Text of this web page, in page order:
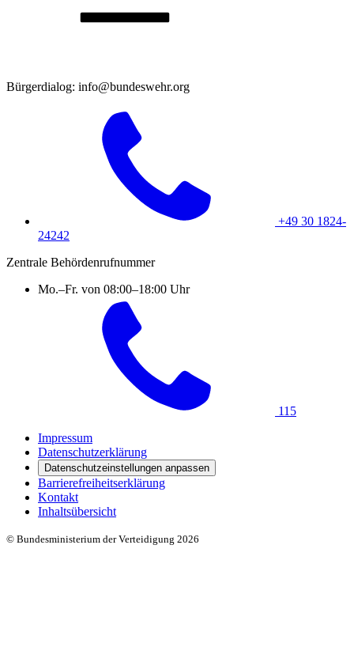
Bürgerdialog: info@bundeswehr.org
+49 30 1824-
24242
Zentrale Behördenrufnummer
Mo.–Fr. von 08:00–18:00 Uhr
115
Impressum
Datenschutzerklärung
Datenschutzeinstellungen anpassen
Barrierefreiheitserklärung
Kontakt
Inhaltsübersicht
© Bundesministerium der Verteidigung 2026